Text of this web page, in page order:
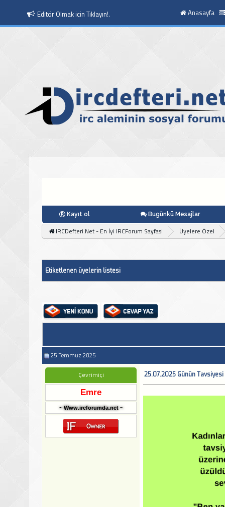
Editör Olmak icin Tıklayın!.
Moderatör Olmak icin Tıklayın!.
Anasayfa
Kayıt ol Bugünkü Mesajlar
IRCDefteri.Net - En İyi IRCForum Sayfasi Üyelere Özel
Etiketlenen üyelerin listesi
25.Temmuz.2025
Çevrimiçi
Emre
~ Www.ircforumda.net ~
25.07.2025 Günün Tavsiyesi